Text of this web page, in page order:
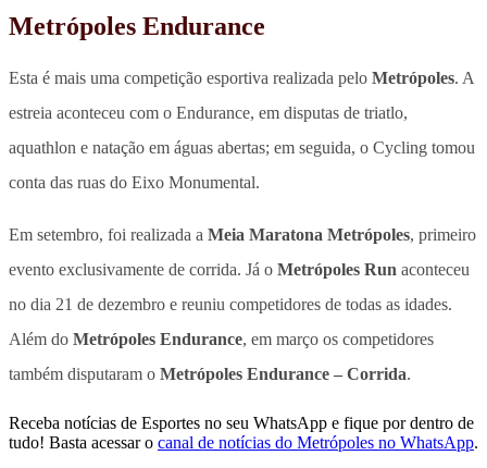
Metrópoles Endurance
Esta é mais uma competição esportiva realizada pelo Metrópoles. A
estreia aconteceu com o Endurance, em disputas de triatlo,
aquathlon e natação em águas abertas; em seguida, o Cycling tomou
conta das ruas do Eixo Monumental.
Em setembro, foi realizada a Meia Maratona Metrópoles, primeiro
evento exclusivamente de corrida. Já o Metrópoles Run aconteceu
no dia 21 de dezembro e reuniu competidores de todas as idades.
Além do Metrópoles Endurance, em março os competidores
também disputaram o Metrópoles Endurance – Corrida.
Receba notícias de Esportes no seu WhatsApp e fique por dentro de
tudo! Basta acessar o canal de notícias do Metrópoles no WhatsApp.